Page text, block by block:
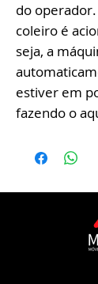
do
coleiro é
seja, a
estiver em
fazendo o